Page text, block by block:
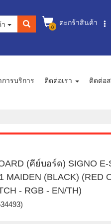
0 ตะกร้าสินค้า
ารบริการ ติดต่อเรา ติดต่อ
(คีย์บอร์ด) SIGNO E-
MAIDEN (BLACK) (RED
- RGB - EN/TH)